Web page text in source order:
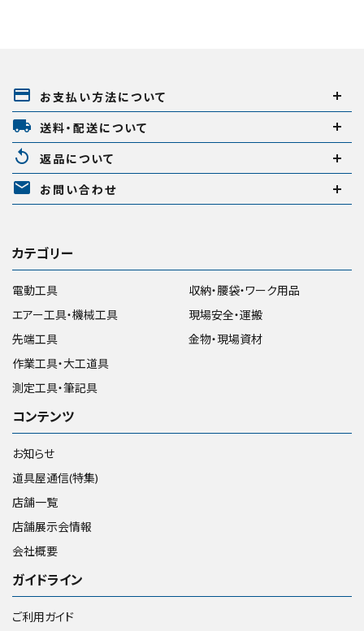
payment お支払い方法について
local_shipping 送料・配送について
replay 返品について
mail お問い合わせ
カテゴリー
電動工具
エアー工具・機械工具
先端工具
作業工具・大工道具
測定工具・筆記具
収納・腰袋・ワーク用品
現場安全・運搬
金物・現場資材
コンテンツ
お知らせ
道具屋通信(特集)
店舗一覧
店舗展示会情報
会社概要
ガイドライン
ご利用ガイド